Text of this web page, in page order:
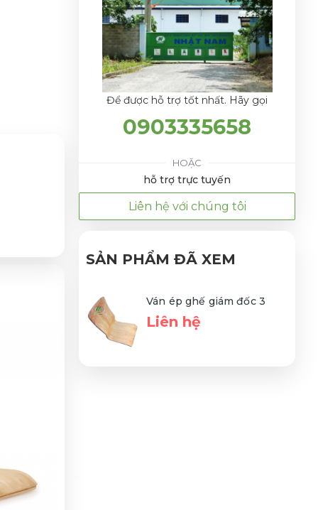
Để được hỗ trợ tốt nhất. Hãy gọi
0903335658
HOẶC
hỗ trợ trực tuyến
Liên hệ với chúng tôi
SẢN PHẨM ĐÃ XEM
Ván ép ghế giám đốc 3
Liên hệ